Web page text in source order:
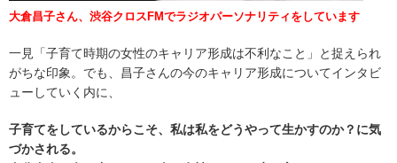
大倉昌子さん、渋谷クロスFMでラジオパーソナリティをしています
一見「子育て時期の女性のキャリア形成は不利なこと」と捉えられ
がちな印象。でも、昌子さんの今のキャリア形成についてインタビ
ューしていく内に、
子育てをしているからこそ、私は私をどうやって生かすのか？に気
づかされる。